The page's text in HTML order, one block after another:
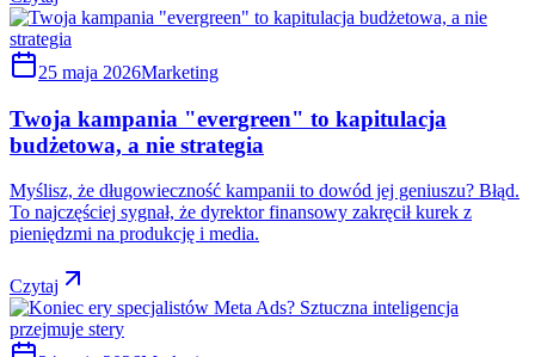
25 maja 2026Marketing
Twoja kampania "evergreen" to kapitulacja
budżetowa, a nie strategia
Myślisz, że długowieczność kampanii to dowód jej geniuszu? Błąd.
To najczęściej sygnał, że dyrektor finansowy zakręcił kurek z
pieniędzmi na produkcję i media.
Czytaj